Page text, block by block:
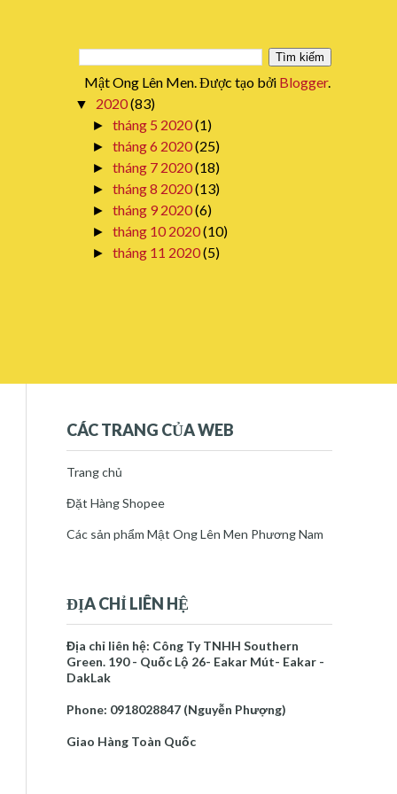
Mật Ong Lên Men. Được tạo bởi Blogger.
▼ 2020(83)
►tháng 5 2020(1)
►tháng 6 2020(25)
►tháng 7 2020(18)
►tháng 8 2020(13)
►tháng 9 2020(6)
►tháng 10 2020(10)
►tháng 11 2020(5)
►
►2022 (30)
►2024
►2025(35)
(10)
Trang chủ
Mật Ong Lên Men Phương Nam
Về Tác Giả
NGUYỄN PHƯỢNG
làm những sản phẩm chăm sóc
sức khỏe và làm đẹp đến với
CÁC TRANG CỦA WEB
Trang chủ
Đặt Hàng Shopee
Các sản phẩm Mật Ong Lên Men Phương Nam
ĐỊA CHỈ LIÊN HỆ
Địa chỉ liên hệ: Công Ty TNHH Southern
Green. 190 - Quốc Lộ 26- Eakar Mút- Eakar -
DakLak
Phone: 0918028847 (Nguyễn Phượng)
Giao Hàng Toàn Quốc